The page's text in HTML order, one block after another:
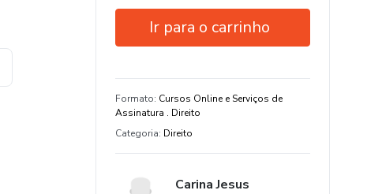
Ir para o carrinho
Estude do seu jeito e em qualquer
dispositivo
Formato: Cursos Online e Serviços de
Assinatura . Direito
Categoria: Direito
Carina Jesus